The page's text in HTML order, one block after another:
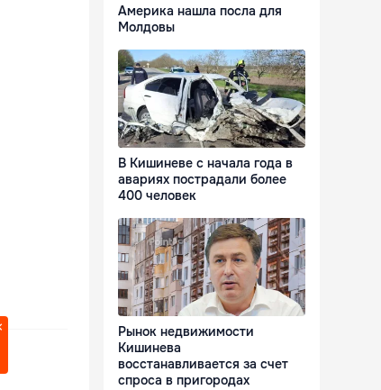
Америка нашла посла для
Молдовы
В Кишиневе с начала года в
авариях пострадали более
400 человек
Рынок недвижимости
Кишинева
восстанавливается за счет
спроса в пригородах